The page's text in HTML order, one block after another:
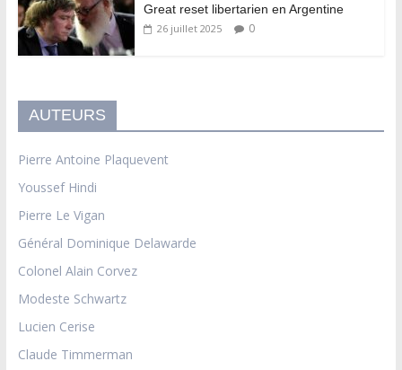
Great reset libertarien en Argentine
26 juillet 2025 0
AUTEURS
Pierre Antoine Plaquevent
Youssef Hindi
Pierre Le Vigan
Général Dominique Delawarde
Colonel Alain Corvez
Modeste Schwartz
Lucien Cerise
Claude Timmerman